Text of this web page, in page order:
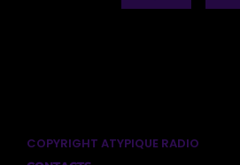
COPYRIGHT ATYPIQUE RADIO